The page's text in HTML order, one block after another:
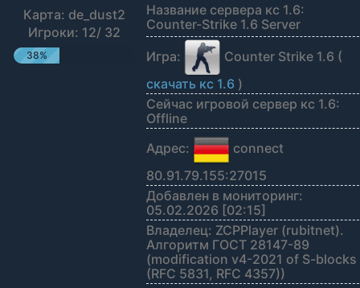
Карта: de_dust2
Игроки: 12/ 32
38%
Название сервера кс 1.6:
Counter-Strike 1.6 Server
Игра:
Counter Strike 1.6 (
скачать кс 1.6 )
Сейчас игровой сервер кс 1.6:
Offline
Адрес:
connect
80.91.79.155:27015
Добавлен в мониторинг:
05.02.2026 [02:15]
Владелец: ZCPPlayer (rubitnet).
Алгоритм ГОСТ 28147-89
(modification v4-2021 of S-blocks
(RFC 5831, RFC 4357))